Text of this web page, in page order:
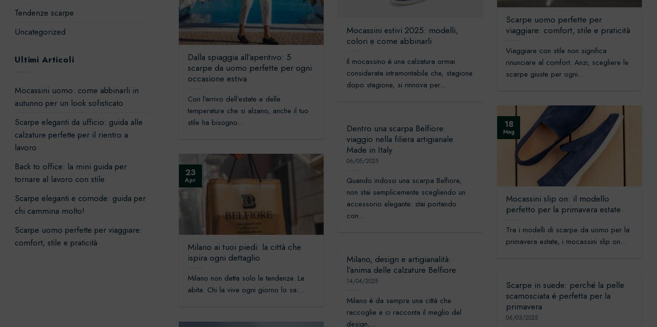
Tendenze scarpe
Uncategorized
Ultimi Articoli
Mocassini uomo: come abbinarli in
autunno per un look sofisticato
Scarpe eleganti da ufficio: guida alle
calzature perfette per il rientro a
lavoro
Back to office: la mini guida per
tornare al lavoro con stile
Scarpe eleganti e comode: guida per
chi cammina molto!
Scarpe uomo perfette per viaggiare:
comfort, stile e praticità
Scarpe uomo perfette per
viaggiare: comfort, stile e praticità
Viaggiare con stile non significa
rinunciare al comfort. Anzi; scegliere le
scarpe giuste per ogni...
Mocassini estivi 2025: modelli,
colori e come abbinarli
Il mocassino è una calzatura ormai
considerata intramontabile che, stagione
dopo stagione, si rinnova per...
Dalla spiaggia all’aperitivo: 5
scarpe da uomo perfette per ogni
occasione estiva
Con l’arrivo dell’estate e delle
temperature che si alzano, anche il tuo
stile ha bisogno...
Mocassini slip on: il modello
perfetto per la primavera estate
Tra i modelli di scarpe da uomo per la
primavera estate, i mocassini slip on...
18
Mag
Dentro una scarpa Belfiore:
viaggio nella filiera artigianale
Made in Italy
06/05/2025
Quando indossi una scarpa Belfiore,
non stai semplicemente scegliendo un
accessorio elegante: stai portando
con...
Milano ai tuoi piedi: la città che
ispira ogni dettaglio
Milano non detta solo le tendenze. Le
abita. Chi la vive ogni giorno lo sa:...
23
Apr
Milano, design e artigianalità:
l’anima delle calzature Belfiore
14/04/2025
Milano è da sempre una città che
raccoglie e ci racconta il meglio del
design,...
Scarpe in suede: perché la pelle
scamosciata è perfetta per la
primavera
06/03/2025